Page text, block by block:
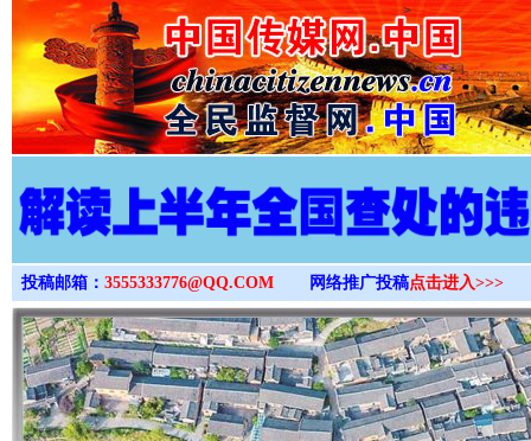
>
投稿邮箱： 3555333776@QQ.COM 网络推广投稿点击进入>>>